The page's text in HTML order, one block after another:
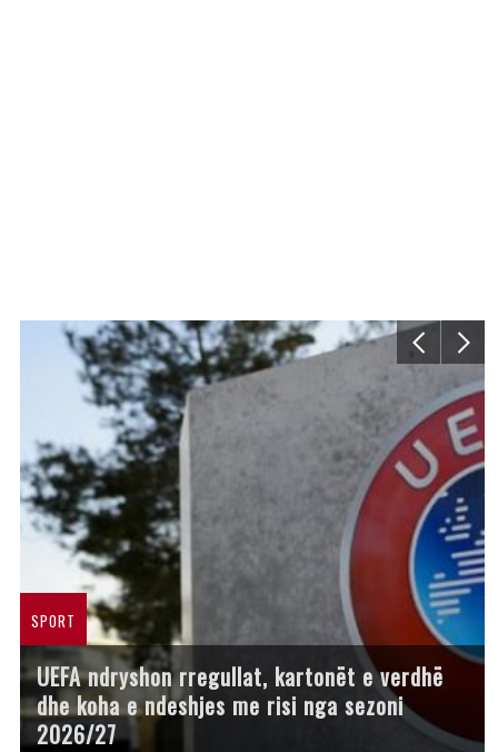
SPORT
UEFA ndryshon rregullat, kartonët e verdhë
dhe koha e ndeshjes me risi nga sezoni
2026/27